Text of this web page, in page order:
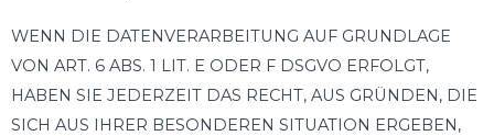
WENN DIE DATENVERARBEITUNG AUF GRUNDLAGE
VON ART. 6 ABS. 1 LIT. E ODER F DSGVO ERFOLGT,
HABEN SIE JEDERZEIT DAS RECHT, AUS GRÜNDEN, DIE
SICH AUS IHRER BESONDEREN SITUATION ERGEBEN,